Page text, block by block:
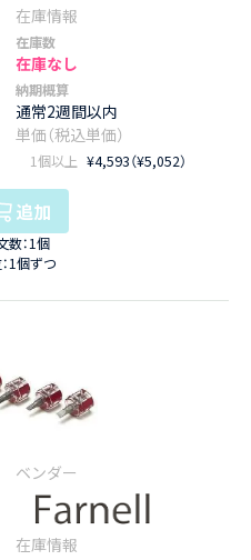
在庫数
在庫なし
納期概算
通常2週間以内
1個以上 ¥4,593（¥5,052）
追加
数：1個
1個ずつ